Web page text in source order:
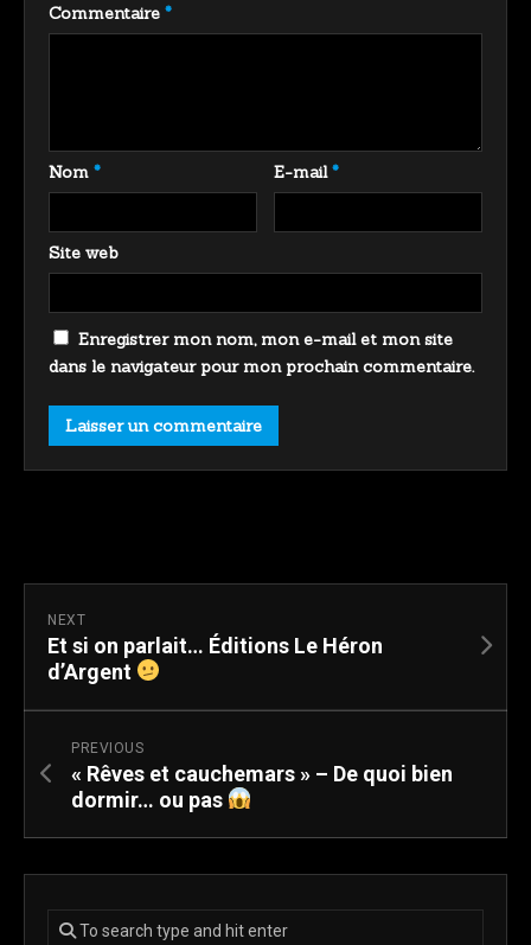
Commentaire *
Nom * E-mail*
Site web
Enregistrer mon nom, mon e-mail et mon site
dans le navigateur pour mon prochain commentaire.
NEXT
Et si on parlait… Éditions Le Héron
d’Argent
PREVIOUS
« Rêves et cauchemars » – De quoi bien
dormir… ou pas